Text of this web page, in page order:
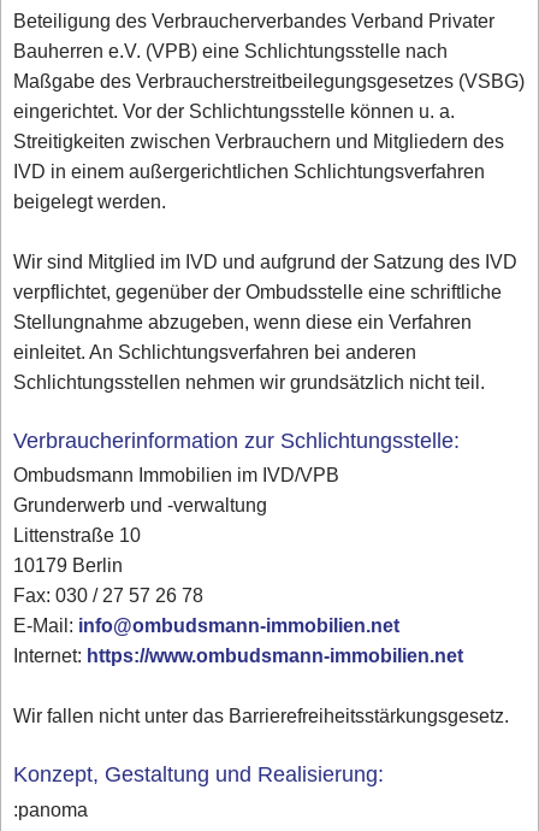
Beteiligung des Verbraucherverbandes Verband Privater
Bauherren e.V. (VPB) eine Schlichtungsstelle nach
Maßgabe des Verbraucherstreitbeilegungsgesetzes (VSBG)
eingerichtet. Vor der Schlichtungsstelle können u. a.
Streitigkeiten zwischen Verbrauchern und Mitgliedern des
IVD in einem außergerichtlichen Schlichtungsverfahren
beigelegt werden.
Wir sind Mitglied im IVD und aufgrund der Satzung des IVD
verpflichtet, gegenüber der Ombudsstelle eine schriftliche
Stellungnahme abzugeben, wenn diese ein Verfahren
einleitet. An Schlichtungsverfahren bei anderen
Schlichtungsstellen nehmen wir grundsätzlich nicht teil.
Verbraucherinformation zur Schlichtungsstelle:
Ombudsmann Immobilien im IVD/VPB
Grunderwerb und -verwaltung
Littenstraße 10
10179 Berlin
Fax: 030 / 27 57 26 78
E-Mail: info@ombudsmann-immobilien.net
Internet: https://www.ombudsmann-immobilien.net
Wir fallen nicht unter das Barrierefreiheitsstärkungsgesetz.
Konzept, Gestaltung und Realisierung:
:panoma